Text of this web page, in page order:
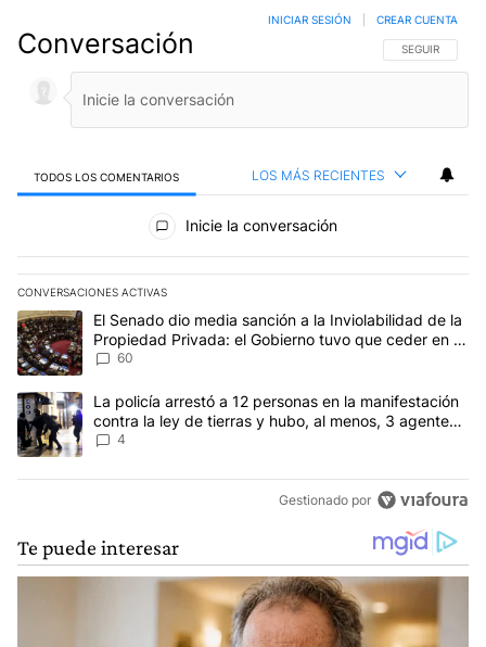
Conversación SIGA ESTA
SEGUIR
INICIAR SESIÓN CREAR CUENTA
TODOS LOS COMENTARIOS LOS MÁS RECIENTES
Todos los comentarios
Inicie la conversación
CONVERSACIONES ACTIVAS
Este listado muestra los artículos con más comentarios en los
Un artículo de tendencia con el título "El Senado dio media
El Senado dio media sanción a la Inviolabilidad de la
Propiedad Privada: el Gobierno tuvo que ceder en la
Ley del Manejo del Fuego
60
Un artículo de tendencia con el título "La policía arrestó a 12
La policía arrestó a 12 personas en la manifestación
contra la ley de tierras y hubo, al menos, 3 agentes
heridos
4
Gestionado por